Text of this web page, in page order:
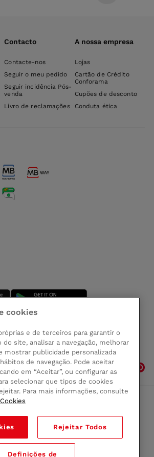
Contacto
Contacte-nos
Seguir o meu pedido
Seguir incidência Pós-
venda
Livro de reclamações
A nossa empresa
Lojas
Cartão de Crédito
Conforama
Cupões de desconto
Conduta ética
cookies
e de terceiros para garantir o
site, analisar a navegação, melhorar
mostrar publicidade personalizada
de navegação. Pode aceitar
em “Aceitar”, ou configurar as
selecionar que tipos de cookies
Para mais informações, consulte
Rejeitar Todos
Definições de